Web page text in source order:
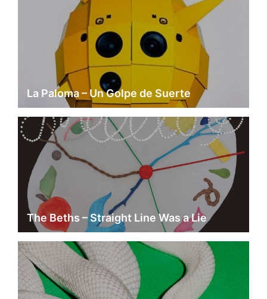
La Paloma – Un Golpe de Suerte
The Beths – Straight Line Was a Lie